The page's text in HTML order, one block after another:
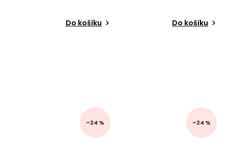
Do košíku Do košíku
–24 % –24 %